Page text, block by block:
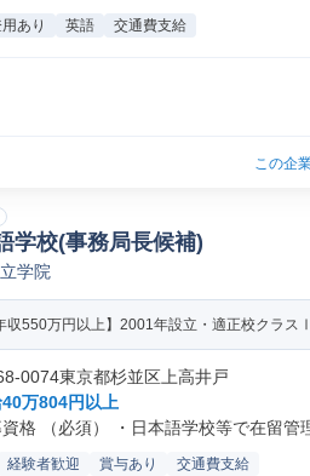
あり 英語 交通費支給
この企
学校(事務局長候補)
学院
収550万円以上】2001年設立・適正校クラ
0074東京都杉並区上高井戸
40万804円以上
格 （必須） ・日本語学校等で在留管
経験者歓迎 賞与あり 交通費支給